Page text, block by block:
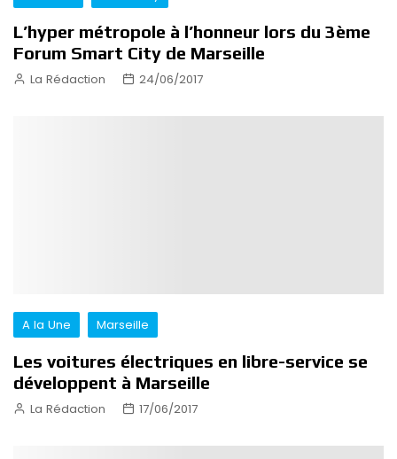
L’hyper métropole à l’honneur lors du 3ème
Forum Smart City de Marseille
La Rédaction 24/06/2017
A la Une Marseille
Les voitures électriques en libre-service se
développent à Marseille
La Rédaction 17/06/2017